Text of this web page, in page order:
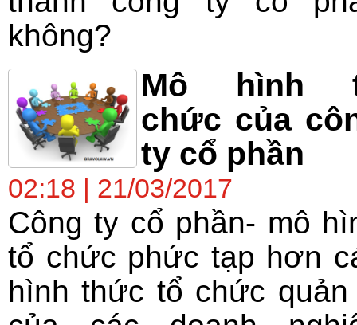
không?
Mô hình
chức của
ty cổ phần
02:18 | 21/03/2017
Công ty cổ phần- mô
tổ chức phức tạp hơn
hình thức tổ chức quản